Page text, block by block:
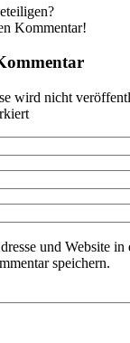
Kommentar!
wird nicht
und Website in
speichern.